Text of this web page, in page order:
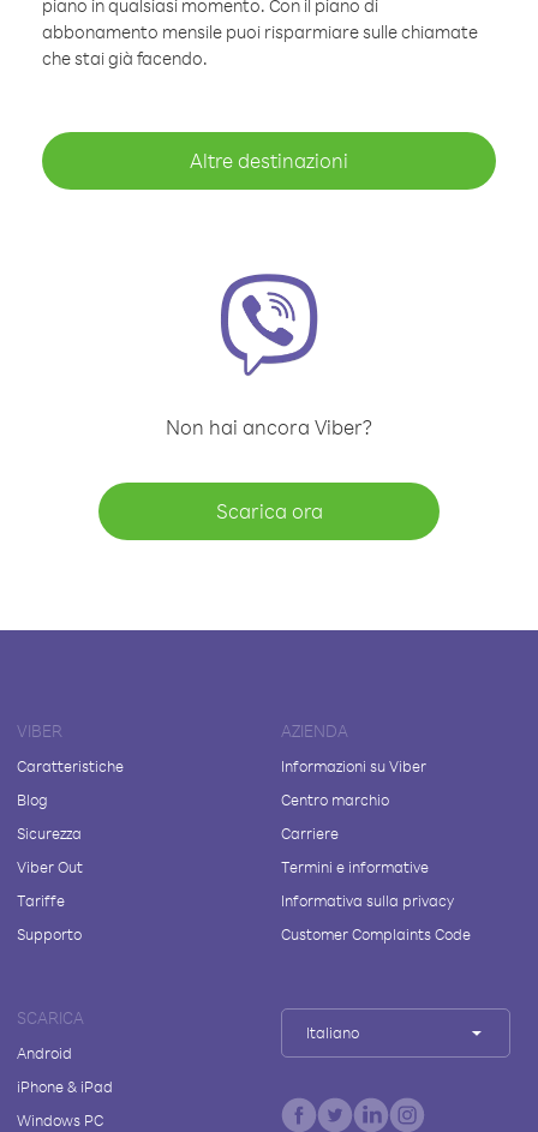
piano in qualsiasi momento. Con il piano di
abbonamento mensile puoi risparmiare sulle chiamate
che stai già facendo.
Altre destinazioni
Non hai ancora Viber?
Scarica ora
VIBER
Caratteristiche
Blog
Sicurezza
Viber Out
Tariffe
Supporto
AZIENDA
Informazioni su Viber
Centro marchio
Carriere
Termini e informative
Informativa sulla privacy
Customer Complaints Code
SCARICA
Android
iPhone & iPad
Windows PC
Italiano